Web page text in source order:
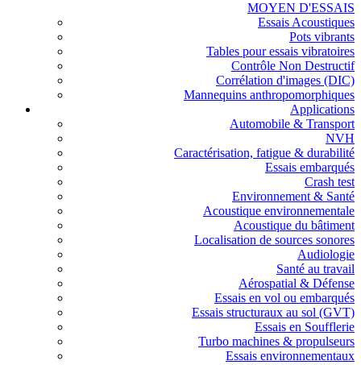
MOYEN D'ESSAIS
Essais Acoustiques
Pots vibrants
Tables pour essais vibratoires
Contrôle Non Destructif
Corrélation d'images (DIC)
Mannequins anthropomorphiques
Applications
Automobile & Transport
NVH
Caractérisation, fatigue & durabilité
Essais embarqués
Crash test
Environnement & Santé
Acoustique environnementale
Acoustique du bâtiment
Localisation de sources sonores
Audiologie
Santé au travail
Aérospatial & Défense
Essais en vol ou embarqués
Essais structuraux au sol (GVT)
Essais en Soufflerie
Turbo machines & propulseurs
Essais environnementaux